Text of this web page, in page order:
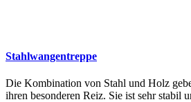
Stahlwangentreppe
Die Kombination von Stahl und Holz
ihren besonderen Reiz. Sie ist sehr stabil